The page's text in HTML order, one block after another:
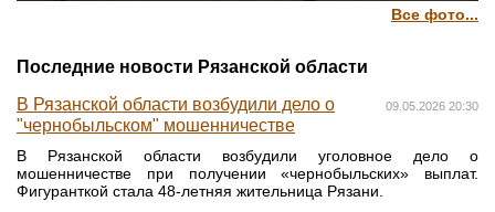
Все фото...
Последние новости Рязанской области
09.05.2026 20:30
В Рязанской области возбудили дело о
"чернобыльском" мошенничестве
В Рязанской области возбудили уголовное дело о
мошенничестве при получении «чернобыльских» выплат.
Фигуранткой стала 48-летняя жительница Рязани.